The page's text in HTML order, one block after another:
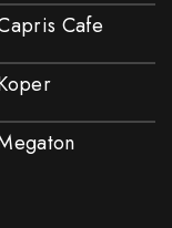
Cafe